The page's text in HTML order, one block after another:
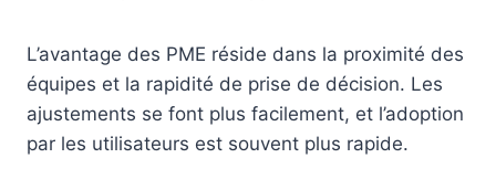
L’avantage des PME réside dans la proximité des
équipes et la rapidité de prise de décision. Les
ajustements se font plus facilement, et l’adoption
par les utilisateurs est souvent plus rapide.